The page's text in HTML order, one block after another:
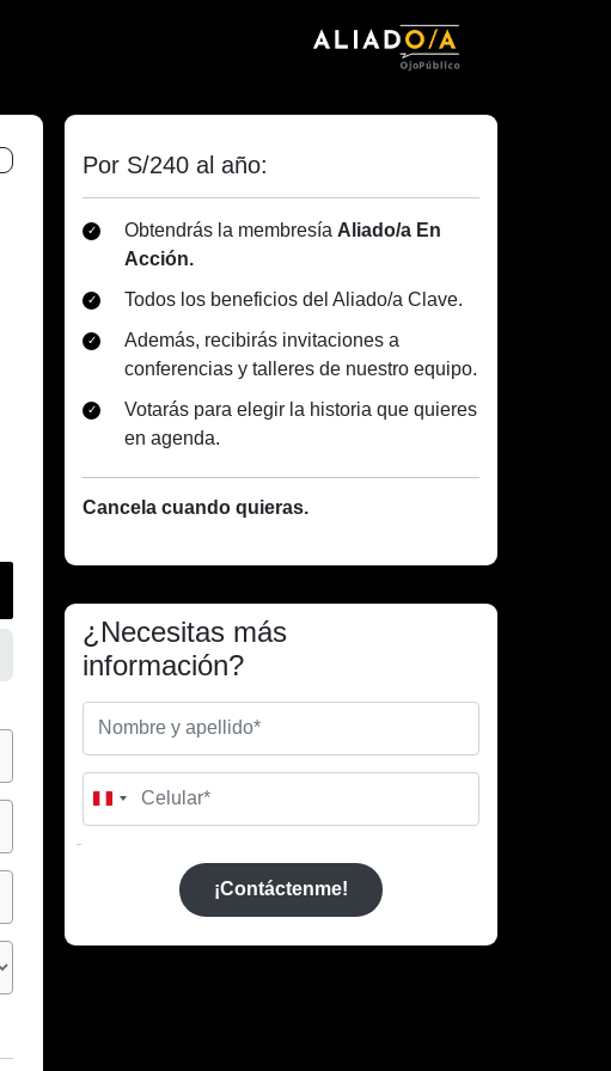
Por S/240 al año:
Obtendrás la membresía Aliado/a En
Acción.
Todos los beneficios del Aliado/a Clave.
Además, recibirás invitaciones a
conferencias y talleres de nuestro equipo.
Votarás para elegir la historia que quieres
en agenda.
Cancela cuando quieras.
¿Necesitas más
información?
Peru
¡Contáctenme!